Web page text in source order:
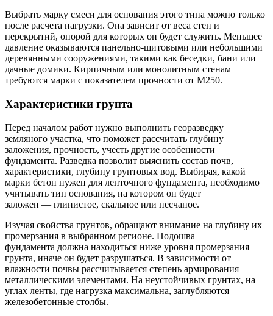
Выбрать марку смеси для основания этого типа можно только
после расчета нагрузки. Она зависит от веса стен и
перекрытий, опорой для которых он будет служить. Меньшее
давление оказываются панельно-щитовыми или небольшими
деревянными сооружениями, такими как беседки, бани или
дачные домики. Кирпичным или монолитным стенам
требуются марки с показателем прочности от М250.
Характеристики грунта
Перед началом работ нужно выполнить георазведку
земляного участка, что поможет рассчитать глубину
заложения, прочность, учесть другие особенности
фундамента. Разведка позволит выяснить состав почв,
характеристики, глубину грунтовых вод. Выбирая, какой
марки бетон нужен для ленточного фундамента, необходимо
учитывать тип основания, на котором он будет
заложен — глинистое, скальное или песчаное.
Изучая свойства грунтов, обращают внимание на глубину их
промерзания в выбранном регионе. Подошва
фундамента должна находиться ниже уровня промерзания
грунта, иначе он будет разрушаться. В зависимости от
влажности почвы рассчитывается степень армирования
металлическими элементами. На неустойчивых грунтах, на
углах ленты, где нагрузка максимальна, заглубляются
железобетонные столбы.